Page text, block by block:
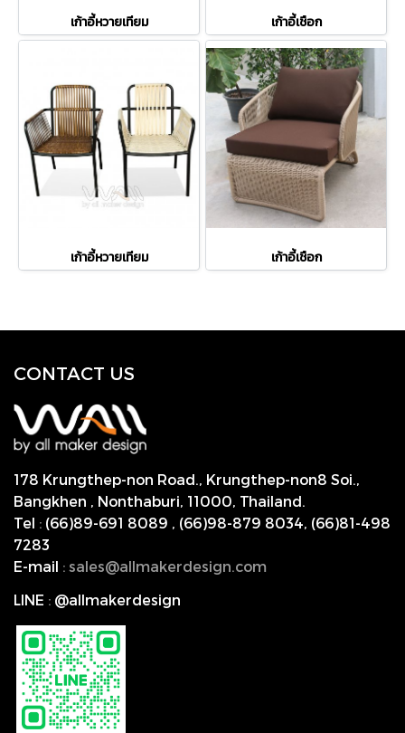
เก้าอี้หวายเทียม เก้าอี้เชือก
เก้าอี้หวายเทียม เก้าอี้เชือก
CONTACT US
178 Krungthep-non Road., Krungthep-non8 Soi.,
Bangkhen , Nonthaburi, 11000, Thailand.
Tel : (66)89-691 8089 , (66)98-879 8034, (66)81-498
7283
E-mail : sales@allmakerdesign.com
LINE : @allmakerdesign